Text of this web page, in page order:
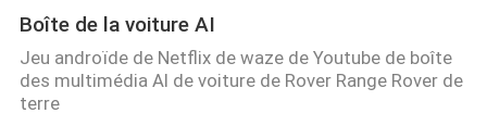
Boîte de la voiture AI
Jeu androïde de Netflix de waze de Youtube de boîte
des multimédia AI de voiture de Rover Range Rover de
terre